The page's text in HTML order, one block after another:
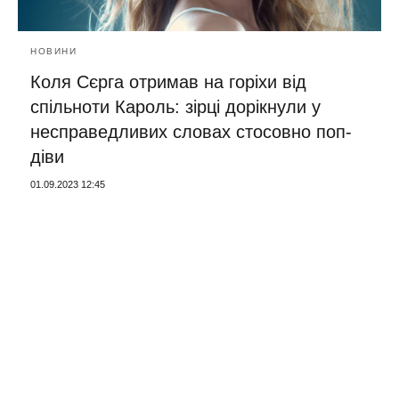
НОВИНИ
Коля Сєрга отримав на горіхи від
спільноти Кароль: зірці дорікнули у
несправедливих словах стосовно поп-
діви
01.09.2023 12:45